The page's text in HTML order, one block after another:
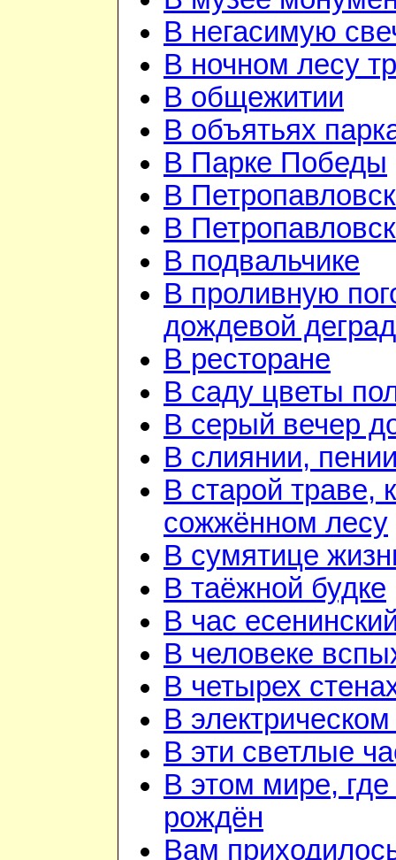
В негасимую
В ночном лесу
В общежитии
В объятьях
В Парке Победы
В
В
В подвальчике
В проливную
дождевой
В ресторане
В саду цветы
В серый вечер
В слиянии,
В старой траве,
сожжённом лесу
В сумятице
В таёжной будке
В час
В человеке
В четырех
В
В эти светлые
В этом мире,
рождён
Вам